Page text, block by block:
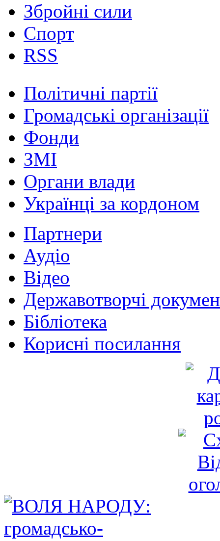
Збройні сили
Спорт
RSS
Політичні партії
Громадські організації
Фонди
ЗМІ
Органи влади
Українці за кордоном
Партнери
Аудіо
Відео
Державотворчі
Бібліотека
Корисні посилання